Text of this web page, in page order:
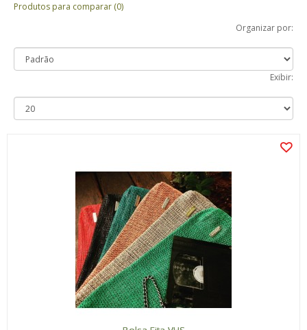
Produtos para comparar (0)
Organizar por:
Exibir: